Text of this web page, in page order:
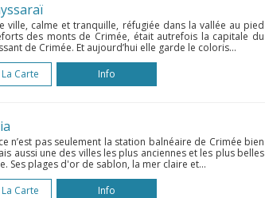
ville, calme et tranquille, réfugiée dans la vallée au pied
des monts de Crimée, était autrefois la capitale du
de Crimée. Et aujourd’hui elle garde le coloris...
Carte
Info
n’est pas seulement la station balnéaire de Crimée bien
aussi une des villes les plus anciennes et les plus belles
Ses plages d'or de sablon, la mer claire et...
Carte
Info